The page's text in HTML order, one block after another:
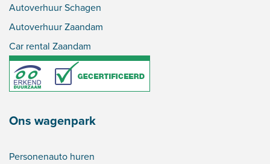
Autoverhuur Schagen
Autoverhuur Zaandam
Car rental Zaandam
Ons wagenpark
Personenauto huren